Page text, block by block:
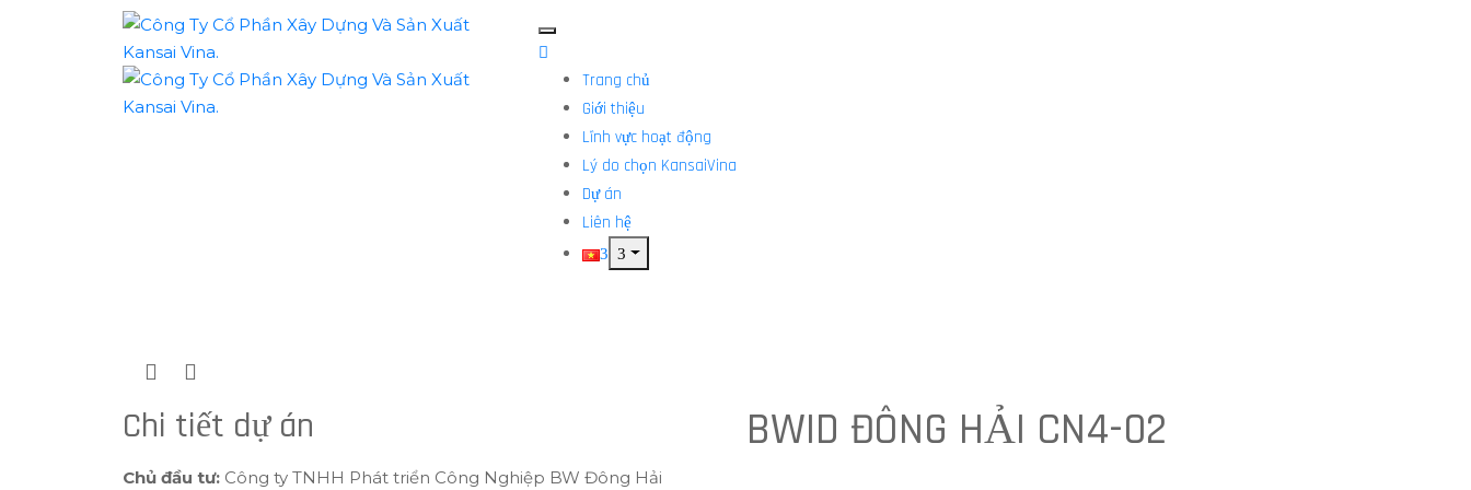
Trang chủ
Giới thiệu
Lĩnh vực hoạt động
Lý do chọn KansaiVina
Dự án
Liên hệ
Chi tiết dự án
Chủ đầu tư: Công ty TNHH Phát triển Công Nghiệp BW Đông Hải
NHÀ XƯỜNG,
TÂM ỨNG
KTG NHÀ KHO
CÔNG TY
TNHH MTV
PHÁT TRIỂN
CÔNG
HẢI DƯƠNG
CÔNG
CÔNG TY
BWID ĐÔNG HẢI CN4-02